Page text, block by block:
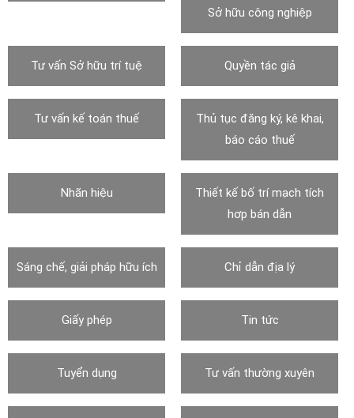
Sở hữu công nghiệp
Tư vấn Sở hữu trí tuệ Quyền tác giả
Tư vấn kế toán thuế
Thủ tục đăng ký, kê khai,
báo cáo thuế
Nhãn hiệu
Thiết kế bố trí mạch tích
hơp bán dẫn
Sáng chế, giải pháp hữu ích Chỉ dẫn địa lý
Giấy phép Tin tức
Tuyển dụng Tư vấn thường xuyên